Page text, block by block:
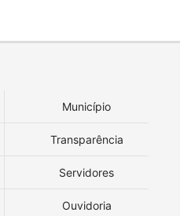
Município
Transparência
Servidores
Ouvidoria